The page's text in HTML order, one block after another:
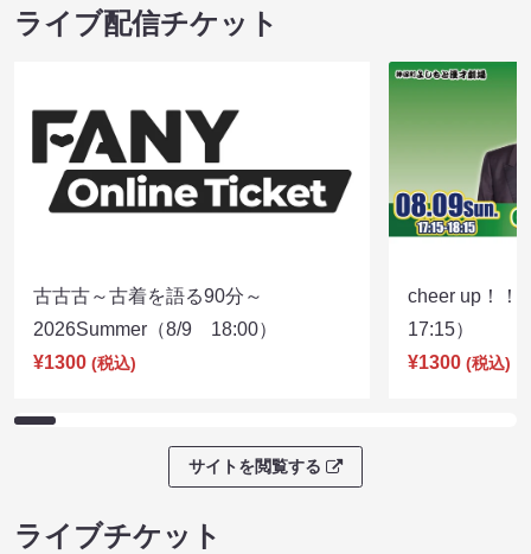
ライブ配信チケット
古古古～古着を語る90分～
2026Summer（8/9 18:00）
¥1300 (税込)
cheer up！
17:15）
¥1300 (税込)
サイトを閲覧する
ライブチケット